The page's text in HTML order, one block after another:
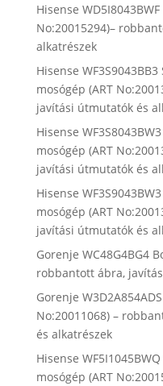
Hisense
No:20015294)–
alkatrészek
Hisense
mosógép (ART
javítási útmutatók és
Hisense
mosógép (ART
javítási útmutatók és
Hisense
mosógép (ART
javítási útmutatók és
Gorenje WC48G4BG4
robbantott ábra,
Gorenje
No:20011068) –
és alkatrészek
Hisense
mosógép (ART